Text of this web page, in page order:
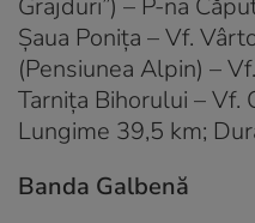
Şaua Poniţa – Vf.
(Pensiunea Alpin) –
Tarniţa Bihorului – Vf.
Lungime 39,5 km;
Banda Galbenă